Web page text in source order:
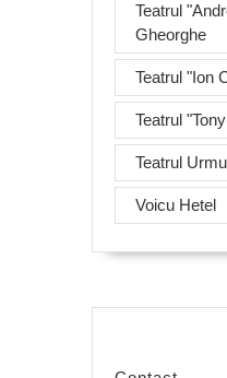
Teatrul
Gheorghe
Teatrul "Ion
Teatrul
Teatrul
Voicu Hetel